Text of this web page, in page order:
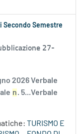
Secondo Semestre
27-
2026 Verbale
n. 5...Verbale
TURISMO E